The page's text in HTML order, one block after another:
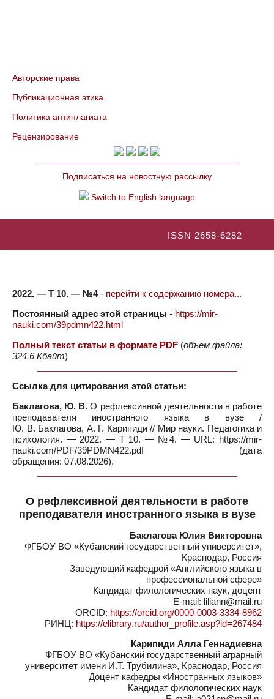
Авторские права
Публикационная этика
Политика антиплагиата
Рецензирование
Подписаться на новостную рассылку
Switch to English language
ISSN 2658-6282
2022. — Т 10. — №4- перейти к содержанию номера...
Постоянный адрес этой страницы - https://mir-
nauki.com/39pdmn422.html
Полный текст статьи в формате PDF (объем файла:
324.6 Кбайт)
Ссылка для цитирования этой статьи:
Баклагова, Ю. В. О рефлексивной деятельности в работе
преподавателя иностранного языка в вузе /
Ю. В. Баклагова, А. Г. Карипиди // Мир науки. Педагогика и
психология. — 2022. — Т 10. — №4. — URL: https://mir-
nauki.com/PDF/39PDMN422.pdf (дата
обращения: 07.08.2026).
О рефлексивной деятельности в работе
преподавателя иностранного языка в вузе
Баклагова Юлия Викторовна
ФГБОУ ВО «Кубанский государственный университет»,
Краснодар, Россия
Заведующий кафедрой «Английского языка в
профессиональной сфере»
Кандидат филологических наук, доцент
E-mail: liliann@mail.ru
ORCID: https://orcid.org/0000-0003-3334-8962
РИНЦ: https://elibrary.ru/author_profile.asp?id=267484
Карипиди Алла Геннадиевна
ФГБОУ ВО «Кубанский государственный аграрный
университет имени И.Т. Трубилина», Краснодар, Россия
Доцент кафедры «Иностранных языков»
Кандидат филологических наук